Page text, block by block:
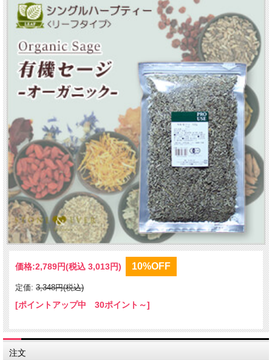
価格:2,789円(税込 3,013円) 10%OFF
定価: 3,348円(税込)
[ポイントアップ中 30ポイント～]
注文